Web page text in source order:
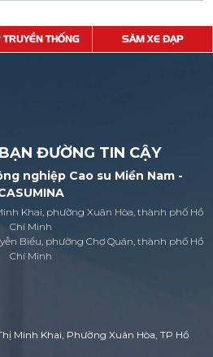
TRUYỀN THỐNG SĂM XE ĐẠP
ĐƯỜNG TIN CẬY
nghiệp Cao su Miền Nam -
Khai, phường Xuân Hòa, thành phố Hồ
Chí Minh
Biểu, phường Chợ Quán, thành phố Hồ
Chí Minh
Minh Khai, Phường Xuân Hòa, TP Hồ